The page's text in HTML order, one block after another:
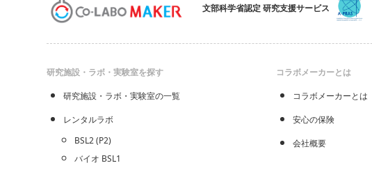
文部科学省認定 研究支援サービス
研究施設・ラボ・実験室を探す
研究施設・ラボ・実験室の一覧
レンタルラボ
BSL2 (P2)
バイオ BSL1
コラボメーカーとは
コラボメーカーとは
安心の保険
会社概要